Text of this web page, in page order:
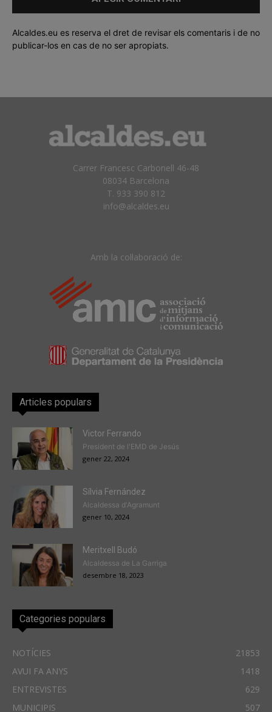
Alcaldes.eu es reserva el dret de revisar els comentaris i de no
publicar-los en cas de no ser apropiats.
Carrer Francesc Carbonell 46-48
08034 Barcelona
T. 933 390 812
info@alcaldes.eu
Amb la col·laboració de:
Articles populars
Victor Ferrando
President de l'EMD de Jesús
gener 22, 2024
Sílvia Fernández
Alcaldessa d'Agramunt
gener 10, 2024
Meritxell Budó
Alcaldessa de La Garriga
desembre 18, 2023
Categories populars
NOTÍCIES
21853
AVUI FA ANYS
1418
ENTREVISTES
629
MUNICIPIS
507